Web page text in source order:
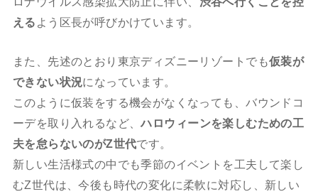
える よう区長が呼びかけています。
また、先述のとおり東京ディズニーリゾートでも仮装が
できない状況になっています。
このように仮装をする機会がなくなっても、バウンドコ
ーデを取り入れるなど、ハロウィーンを楽しむための工
夫を怠らないのがZ世代です。
新しい生活様式の中でも季節のイベントを工夫して楽し
むZ世代は、今後も時代の変化に柔軟に対応し、新しい